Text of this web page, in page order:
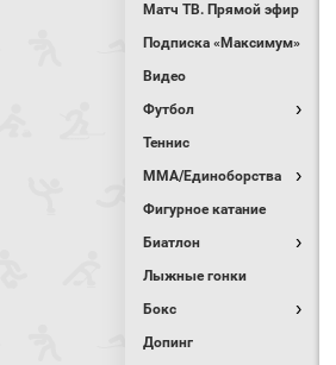
Матч ТВ. Прямой эфир
Подписка «Максимум»
Видео
Футбол
Теннис
MMA/Единоборства
Фигурное катание
Биатлон
Лыжные гонки
Бокс
Допинг